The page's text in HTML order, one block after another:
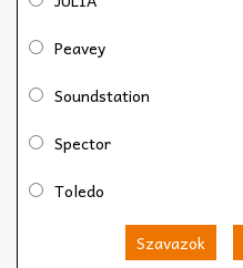
Peavey
Soundstation
Spector
Toledo
Szavazok